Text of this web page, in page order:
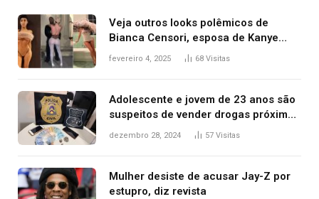
Veja outros looks polêmicos de
Bianca Censori, esposa de Kanye
West que apareceu nua no Grammy
fevereiro 4, 2025 68 Visitas
Adolescente e jovem de 23 anos são
suspeitos de vender drogas próximo
de delegacia e escola, diz polícia
dezembro 28, 2024 57 Visitas
Mulher desiste de acusar Jay-Z por
estupro, diz revista